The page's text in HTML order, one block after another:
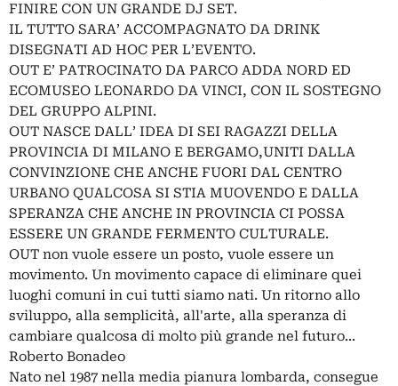
FINIRE CON UN GRANDE DJ SET.
IL TUTTO SARA’ ACCOMPAGNATO DA DRINK
DISEGNATI AD HOC PER L’EVENTO.
OUT E’ PATROCINATO DA PARCO ADDA NORD ED
ECOMUSEO LEONARDO DA VINCI, CON IL SOSTEGNO
DEL GRUPPO ALPINI.
OUT NASCE DALL’ IDEA DI SEI RAGAZZI DELLA
PROVINCIA DI MILANO E BERGAMO,UNITI DALLA
CONVINZIONE CHE ANCHE FUORI DAL CENTRO
URBANO QUALCOSA SI STIA MUOVENDO E DALLA
SPERANZA CHE ANCHE IN PROVINCIA CI POSSA
ESSERE UN GRANDE FERMENTO CULTURALE.
OUT non vuole essere un posto, vuole essere un
movimento. Un movimento capace di eliminare quei
luoghi comuni in cui tutti siamo nati. Un ritorno allo
sviluppo, alla semplicità, all'arte, alla speranza di
cambiare qualcosa di molto più grande nel futuro...
Roberto Bonadeo
Nato nel 1987 nella media pianura lombarda, consegue